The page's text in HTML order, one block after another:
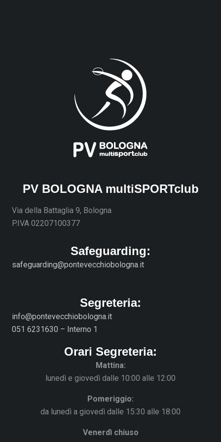
PV BOLOGNA multiSPORTclub
Via della Battaglia 9, Bologna
P.IVA 02207100377
Safeguarding:
safeguarding@pontevecchiobologna.it
Segreteria:
info@pontevecchiobologna.it
051 6231630 – Interno 1
Orari Segreteria:
Mattina:
lunedì e giovedì dalle 10:00 alle 12:00
Pomeriggio:
da lunedì a giovedì dalle 15:30 alle 18:00
Venerdì chiuso